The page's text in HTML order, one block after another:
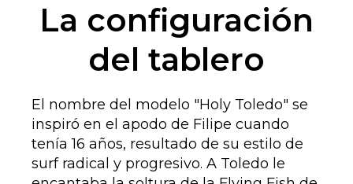
La configuración
del tablero
El nombre del modelo "Holy Toledo" se
inspiró en el apodo de Filipe cuando
tenía 16 años, resultado de su estilo de
surf radical y progresivo. A Toledo le